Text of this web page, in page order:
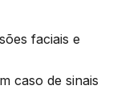
faciais e
caso de sinais